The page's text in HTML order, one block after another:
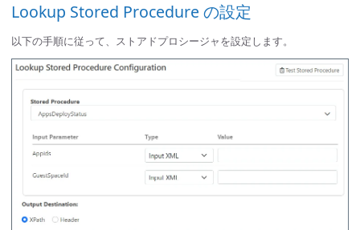
Lookup Stored Procedure の設定
以下の手順に従って、ストアドプロシージャを設定します。